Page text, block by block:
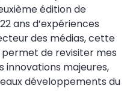
édition de
ans d’expériences
des médias, cette
de revisiter mes
innovations majeures,
développements du